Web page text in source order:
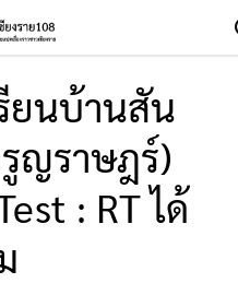
รียนบ้านสัน
รูญราษฎร์)
: RT ได้